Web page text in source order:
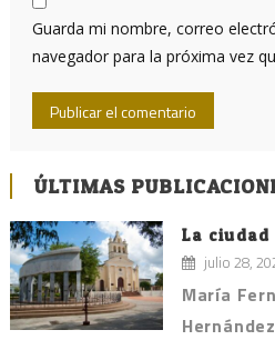
Guarda mi nombre, correo
navegador para la próxima vez
ÚLTIMAS
La
julio 28,
María
Hernández